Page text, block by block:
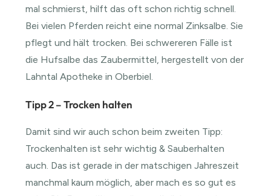
mal schmierst, hilft das oft schon richtig schnell.
Bei vielen Pferden reicht eine normal Zinksalbe. Sie
pflegt und hält trocken. Bei schwereren Fälle ist
die Hufsalbe das Zaubermittel, hergestellt von der
Lahntal Apotheke in Oberbiel.
Tipp 2 – Trocken halten
Damit sind wir auch schon beim zweiten Tipp:
Trockenhalten ist sehr wichtig & Sauberhalten
auch. Das ist gerade in der matschigen Jahreszeit
manchmal kaum möglich, aber mach es so gut es